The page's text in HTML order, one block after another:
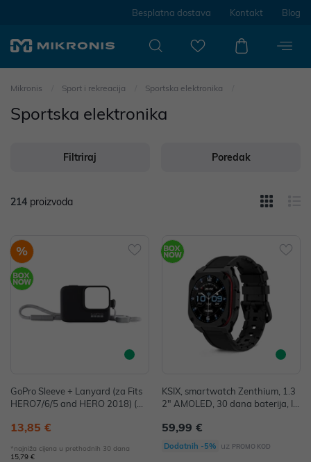
Besplatna dostava Kontakt Blog
Mikronis Sport i rekreacija Sportska elektronika
Sportska elektronika
Filtriraj Poredak
214 proizvoda
%
GoPro Sleeve + Lanyard (za Fits
HERO7/6/5 and HERO 2018) (ČI
1
13,85 €
*najniža cijena u prethodnih 30 dana
15,79 €
KSIX, smartwatch Zenthium, 1.3
2" AMOLED, 30 dana baterija, IP
59,99 €
Dodatnih -5% uz PROMO KOD